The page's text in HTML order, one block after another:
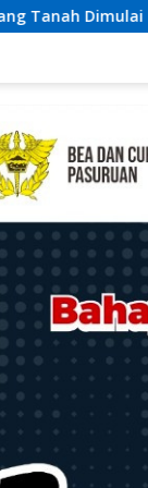
Umum